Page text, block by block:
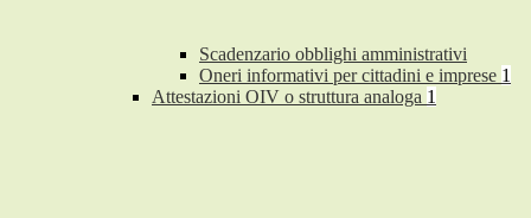
Scadenzario obblighi amministrativi
Oneri informativi per cittadini e imprese 1
Attestazioni OIV o struttura analoga 1